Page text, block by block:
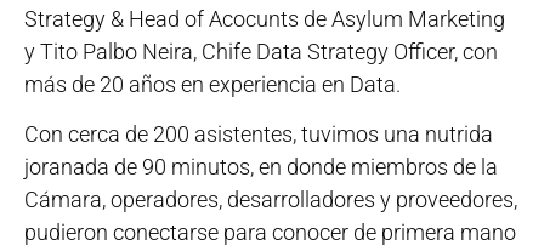
Strategy & Head of Acocunts de Asylum Marketing
y Tito Palbo Neira, Chife Data Strategy Officer, con
más de 20 años en experiencia en Data.
Con cerca de 200 asistentes, tuvimos una nutrida
joranada de 90 minutos, en donde miembros de la
Cámara, operadores, desarrolladores y proveedores,
pudieron conectarse para conocer de primera mano